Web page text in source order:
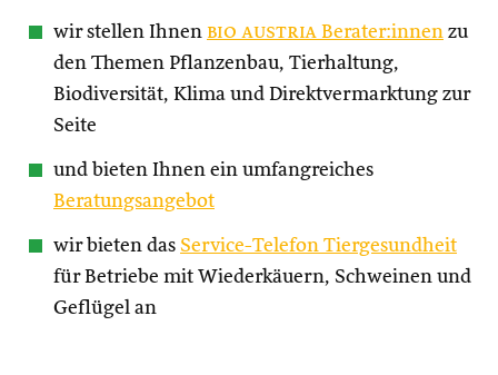
wir stellen Ihnen bio austria Berater:innen zu
den Themen Pflanzenbau, Tierhaltung,
Biodiversität, Klima und Direktvermarktung zur
Seite
und bieten Ihnen ein umfangreiches
Beratungsangebot
wir bieten das Service-Telefon Tiergesundheit
für Betriebe mit Wiederkäuern, Schweinen und
Geflügel an